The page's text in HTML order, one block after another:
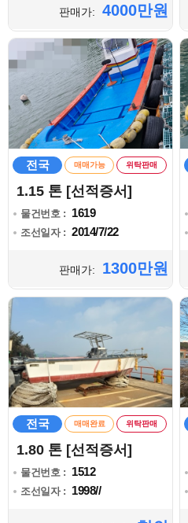
판매가: 4000만원
전국 매매가능 위탁판매
1.15 톤 [선적증서]
물건번호 : 1619
조선일자 : 2014/7/22
판매가: 1300만원
전국 매매완료 위탁판매
1.80 톤 [선적증서]
물건번호 : 1512
조선일자 : 1998//